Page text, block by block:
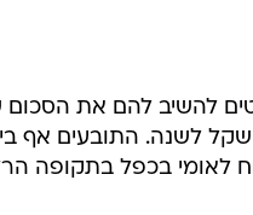
להשיב להם את
בו למדו ושעומד על 195 שקל
לאומי בכפל בתקופה